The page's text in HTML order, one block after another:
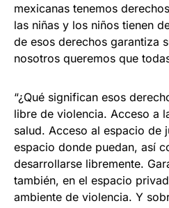
mexicanas tenemos
las niñas y los niños tienen
de esos derechos garantiza
nosotros queremos que
“¿Qué significan esos
libre de violencia. Acceso a
salud. Acceso al espacio de
espacio donde puedan, así
desarrollarse libremente.
también, en el espacio
ambiente de violencia. Y